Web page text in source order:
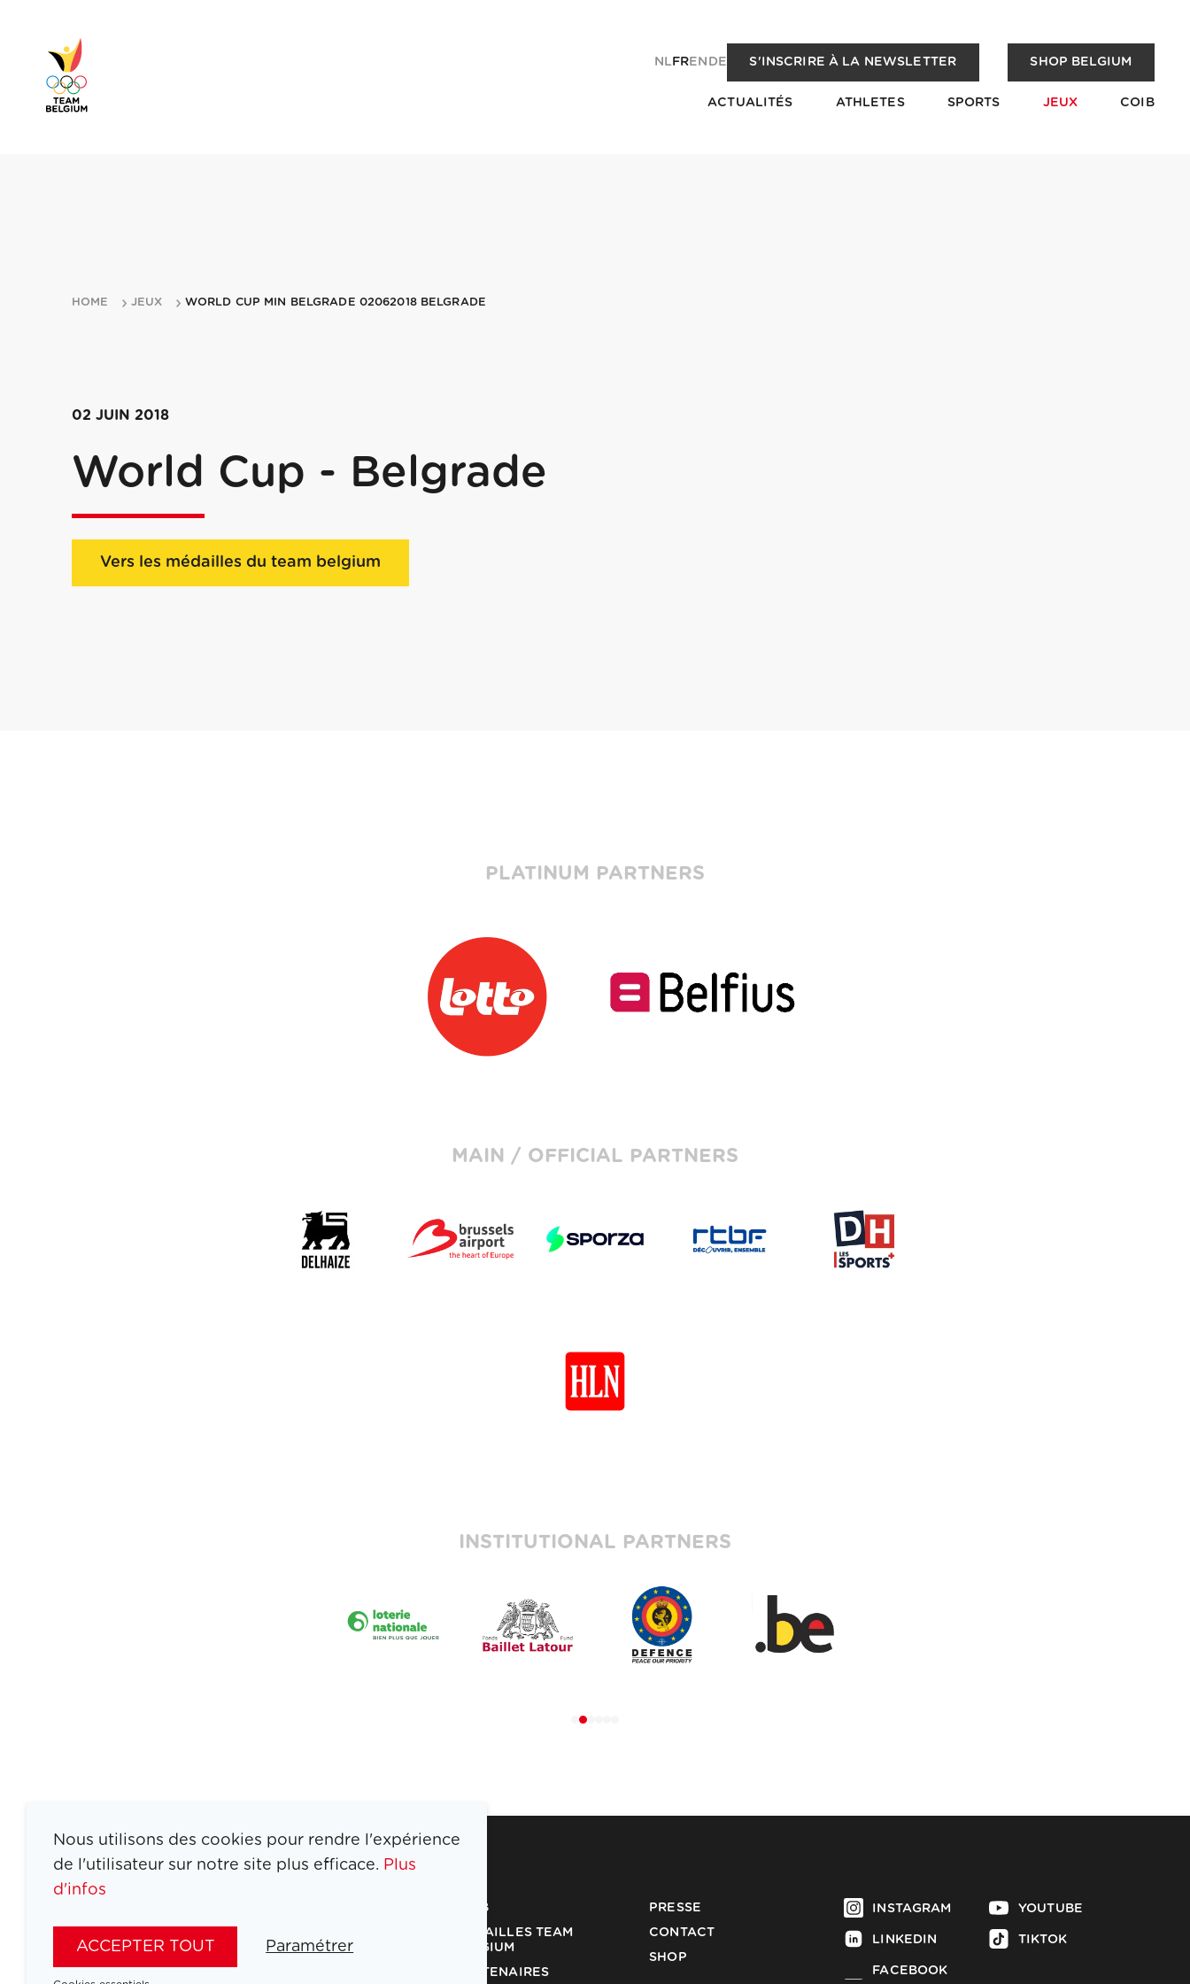
NLFREN DE S'INSCRIRE À LA NEWSLETTER SHOP BELGIUM
ACTUALITÉS ATHLETES SPORTS JEUX COIB
HOME JEUX WORLD CUP MIN BELGRADE 02062018 BELGRADE
02 JUIN 2018
World Cup - Belgrade
Vers les médailles du team belgium
PLATINUM PARTNERS
MAIN / OFFICIAL PARTNERS
INSTITUTIONAL PARTNERS
JEUX
COIB
MÉDAILLES TEAM
BELGIUM
PARTENAIRES
PRESSE
CONTACT
SHOP
INSTAGRAM
LINKEDIN
FACEBOOK
YOUTUBE
TIKTOK
Nous utilisons des cookies pour rendre l'expérience
de l'utilisateur sur notre site plus efficace. Plus
d'infos
ACCEPTER TOUT Paramétrer